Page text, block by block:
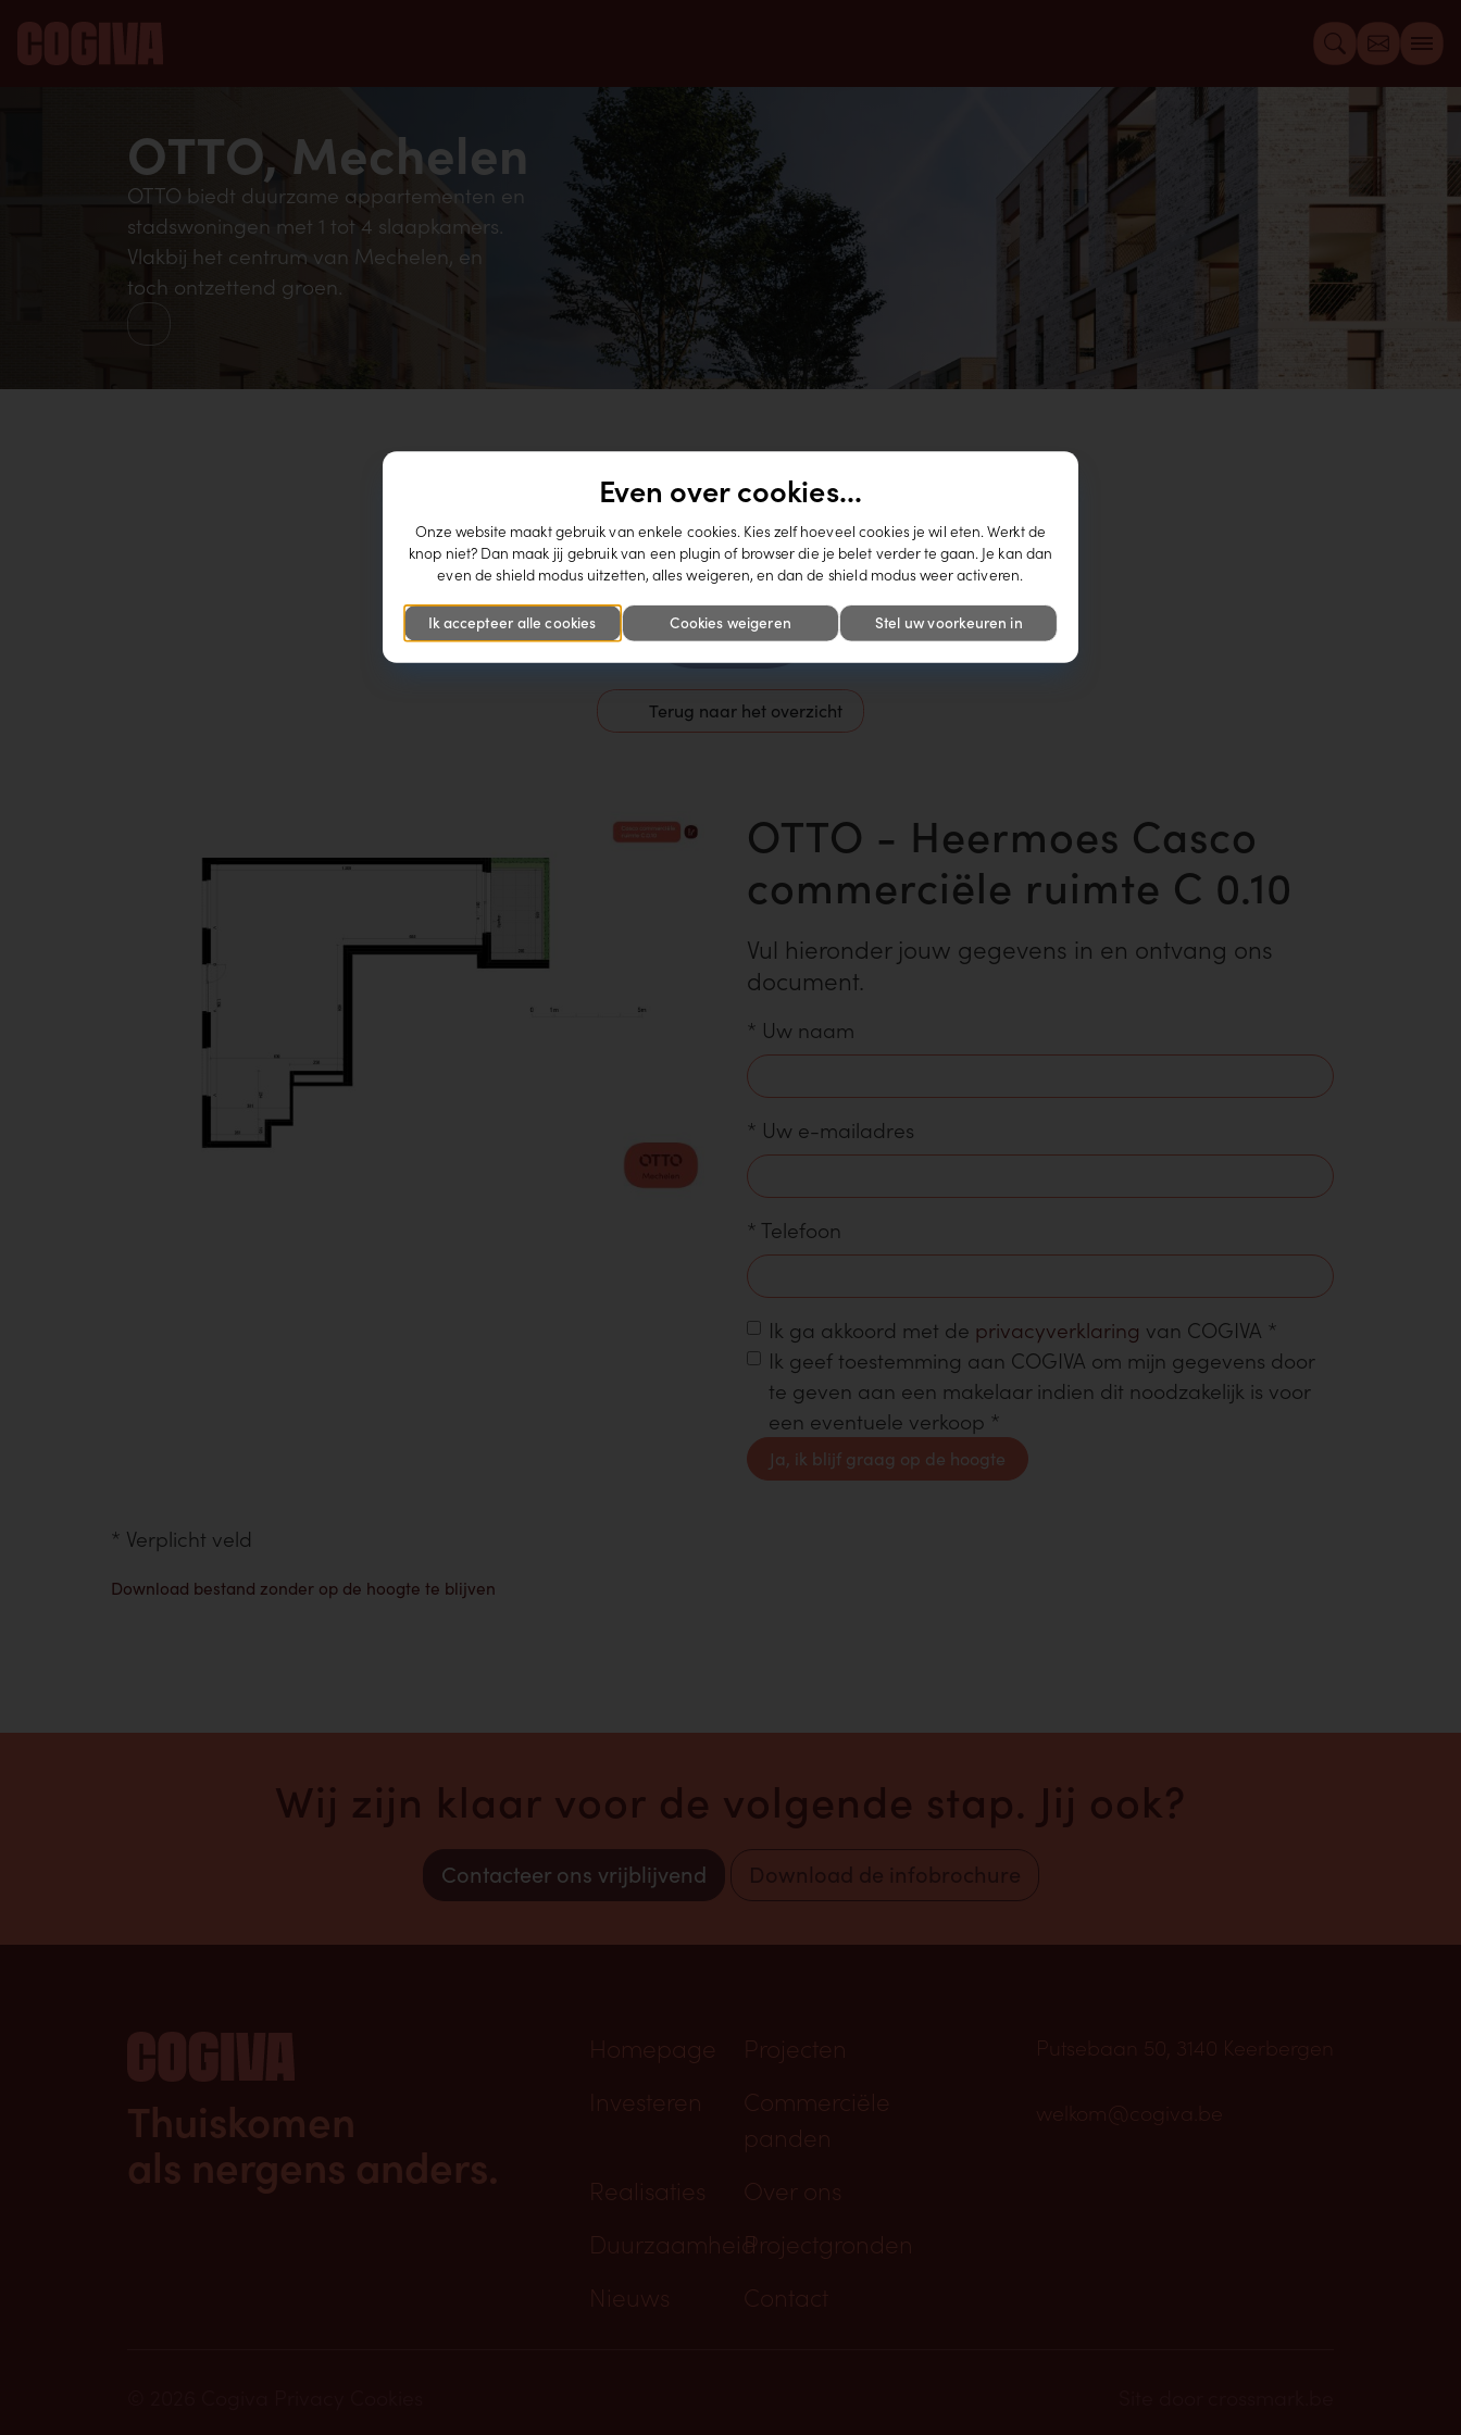
OTTO, Mechelen
OTTO biedt duurzame appartementen en
stadswoningen met 1 tot 4 slaapkamers.
Vlakbij het centrum van Mechelen, en
toch ontzettend groen.
Terug naar het overzicht
OTTO - Heermoes Casco
commerciële ruimte C 0.10
Vul hieronder jouw gegevens in en ontvang ons
document.
* Uw naam
* Uw e-mailadres
* Telefoon
Ik ga akkoord met de privacyverklaring van COGIVA *
Ik geef toestemming aan COGIVA om mijn gegevens door
te geven aan een makelaar indien dit noodzakelijk is voor
een eventuele verkoop *
Ja, ik blijf graag op de hoogte
* Verplicht veld
Download bestand zonder op de hoogte te blijven
Wij zijn klaar voor de volgende stap. Jij ook?
Contacteer ons vrijblijvend Download de infobrochure
Thuiskomen
als nergens anders.
Homepage
Projecten
Investeren
Commerciële
panden
Realisaties
Over ons
DuurzaamheidProjectgronden
Nieuws
Contact
Putsebaan 50, 3140 Keerbergen
welkom@cogiva.be
Even over cookies...
Onze website maakt gebruik van enkele cookies. Kies zelf hoeveel cookies je wil eten. Werkt de
knop niet? Dan maak jij gebruik van een plugin of browser die je belet verder te gaan. Je kan dan
even de shield modus uitzetten, alles weigeren, en dan de shield modus weer activeren.
Ik accepteer alle cookies Cookies weigeren Stel uw voorkeuren in